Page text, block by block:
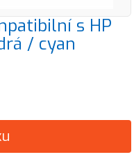
s HP
/ cyan